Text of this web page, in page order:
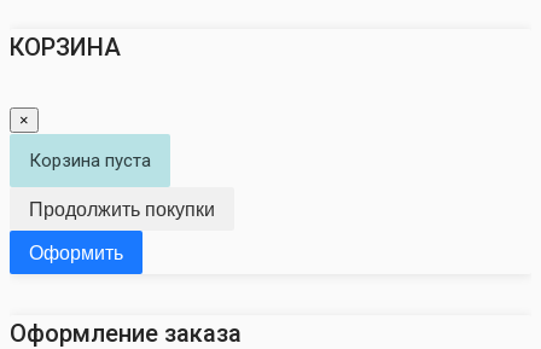
КОРЗИНА
×
Корзина пуста
Продолжить покупки
Оформить
Оформление заказа